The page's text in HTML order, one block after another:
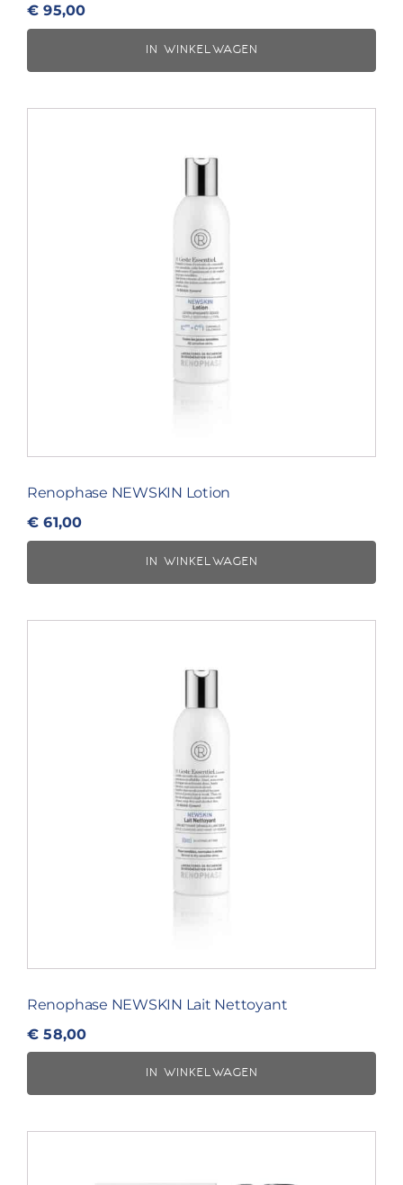
€ 95,00
IN WINKELWAGEN
Renophase NEWSKIN Lotion
€ 61,00
IN WINKELWAGEN
Renophase NEWSKIN Lait Nettoyant
€ 58,00
IN WINKELWAGEN